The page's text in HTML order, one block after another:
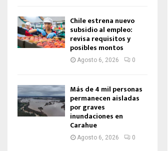
Chile estrena nuevo
subsidio al empleo:
revisa requisitos y
posibles montos
Agosto 6, 2026 0
Más de 4 mil personas
permanecen aisladas
por graves
inundaciones en
Carahue
Agosto 6, 2026 0